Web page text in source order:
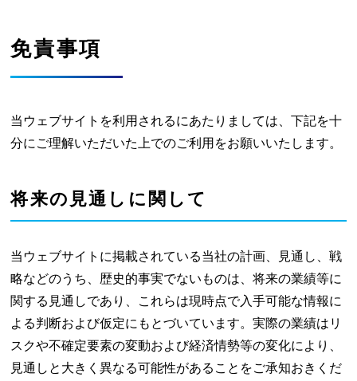
免責事項
当ウェブサイトを利用されるにあたりましては、下記を十
分にご理解いただいた上でのご利用をお願いいたします。
将来の見通しに関して
当ウェブサイトに掲載されている当社の計画、見通し、戦
略などのうち、歴史的事実でないものは、将来の業績等に
関する見通しであり、これらは現時点で入手可能な情報に
よる判断および仮定にもとづいています。実際の業績はリ
スクや不確定要素の変動および経済情勢等の変化により、
見通しと大きく異なる可能性があることをご承知おきくだ